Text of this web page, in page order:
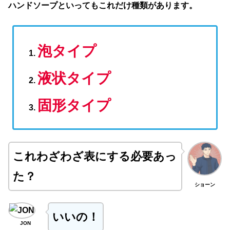
ハンドソープといってもこれだけ種類があります。
泡タイプ
液状タイプ
固形タイプ
ショーン
これわざわざ表にする必要あっ
た？
JON いいの！